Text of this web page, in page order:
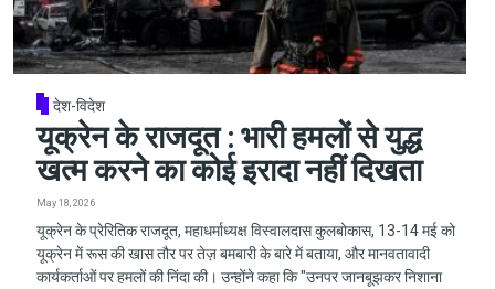
देश-विदेश
यूक्रेन के राजदूत : भारी हमलों से युद्ध
खत्म करने का कोई इरादा नहीं दिखता
May 18, 2026
यूक्रेन के प्रेरितिक राजदूत, महाधर्माध्यक्ष विस्वालदास कुलबोकास, 13-14 मई को
यूक्रेन में रूस की खास तौर पर तेज़ बमबारी के बारे में बताया, और मानवतावादी
कार्यकर्ताओं पर हमलों की निंदा की। उन्होंने कहा कि "उनपर जानबूझकर निशाना